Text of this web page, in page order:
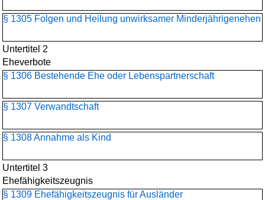
§ 1305 Folgen und Heilung unwirksamer Minderjährigenehen
Untertitel 2
Eheverbote
§ 1306 Bestehende Ehe oder Lebenspartnerschaft
§ 1307 Verwandtschaft
§ 1308 Annahme als Kind
Untertitel 3
Ehefähigkeitszeugnis
§ 1309 Ehefähigkeitszeugnis für Ausländer